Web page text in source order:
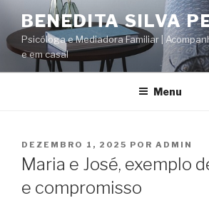
conteúdo
BENEDITA SILVA
Psicóloga e Mediadora Familiar |
e em casal
Menu
PUBLICADO
EM
DEZEMBRO 1, 2025 POR ADMIN
Maria e José, exemplo
e compromisso